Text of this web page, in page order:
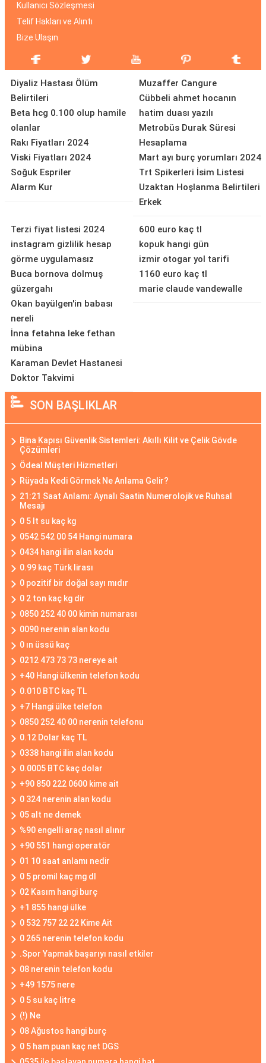
Kullanıcı Sözleşmesi
Telif Hakları ve Alıntı
Bize Ulaşın
Diyaliz Hastası Ölüm
Belirtileri
Beta hcg 0.100 olup hamile
olanlar
Rakı Fiyatları 2024
Viski Fiyatları 2024
Soğuk Espriler
Alarm Kur
Muzaffer Cangure
Cübbeli ahmet hocanın
hatim duası yazılı
Metrobüs Durak Süresi
Hesaplama
Mart ayı burç yorumları 2024
Trt Spikerleri İsim Listesi
Uzaktan Hoşlanma Belirtileri
Erkek
Terzi fiyat listesi 2024
instagram gizlilik hesap
görme uygulamasız
Buca bornova dolmuş
güzergahı
Okan bayülgen'in babası
nereli
İnna fetahna leke fethan
mübina
Karaman Devlet Hastanesi
Doktor Takvimi
600 euro kaç tl
kopuk hangi gün
izmir otogar yol tarifi
1160 euro kaç tl
marie claude vandewalle
SON BAŞLIKLAR
Bina Kapısı Güvenlik Sistemleri: Akıllı Kilit ve Çelik Gövde
Çözümleri
Ödeal Müşteri Hizmetleri
Rüyada Kedi Görmek Ne Anlama Gelir?
21:21 Saat Anlamı: Aynalı Saatin Numerolojik ve Ruhsal
Mesajı
0 5 lt su kaç kg
0542 542 00 54 Hangi numara
0434 hangi ilin alan kodu
0.99 kaç Türk lirası
0 pozitif bir doğal sayı mıdır
0 2 ton kaç kg dir
0850 252 40 00 kimin numarası
0090 nerenin alan kodu
0 ın üssü kaç
0212 473 73 73 nereye ait
+40 Hangi ülkenin telefon kodu
0.010 BTC kaç TL
+7 Hangi ülke telefon
0850 252 40 00 nerenin telefonu
0.12 Dolar kaç TL
0338 hangi ilin alan kodu
0.0005 BTC kaç dolar
+90 850 222 0600 kime ait
0 324 nerenin alan kodu
05 alt ne demek
%90 engelli araç nasıl alınır
+90 551 hangi operatör
01 10 saat anlamı nedir
0 5 promil kaç mg dl
02 Kasım hangi burç
+1 855 hangi ülke
0 532 757 22 22 Kime Ait
0 265 nerenin telefon kodu
.Spor Yapmak başarıyı nasıl etkiler
08 nerenin telefon kodu
+49 1575 nere
0 5 su kaç litre
(!) Ne
08 Ağustos hangi burç
0 5 ham puan kaç net DGS